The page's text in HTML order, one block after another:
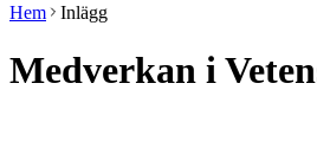
Hem Inlägg
Medverkan i